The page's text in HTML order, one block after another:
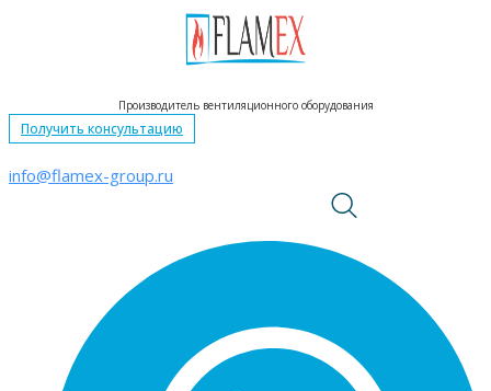
Производитель вентиляционного оборудования
Получить консультацию
info@flamex-group.ru